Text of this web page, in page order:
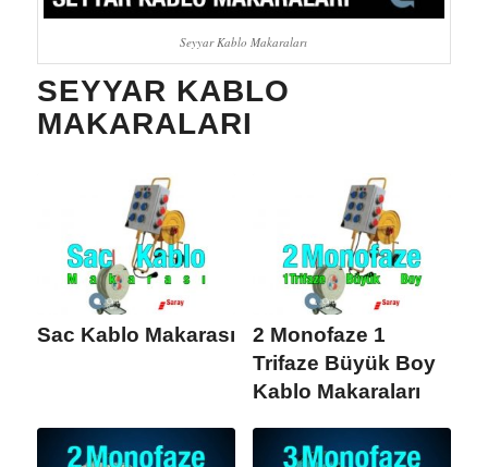
Seyyar Kablo Makaraları
SEYYAR KABLO
MAKARALARI
Sac Kablo Makarası
2 Monofaze 1
Trifaze Büyük Boy
Kablo Makaraları